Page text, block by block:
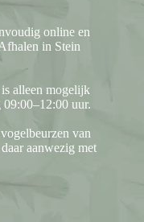
online en
in Stein
alleen mogelijk
uur.
van
aanwezig met